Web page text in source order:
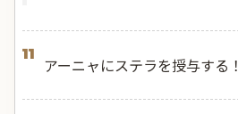
11
アーニャにステラを授与する！